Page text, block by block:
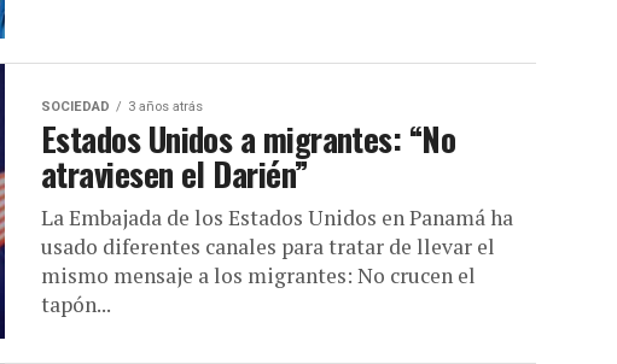
SOCIEDAD 3 años atrás
Estados Unidos a migrantes: “No
atraviesen el Darién”
La Embajada de los Estados Unidos en Panamá ha
usado diferentes canales para tratar de llevar el
mismo mensaje a los migrantes: No crucen el
tapón...